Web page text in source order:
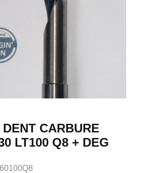
Devenir client
CARBURE
LT100 Q8 + DEG